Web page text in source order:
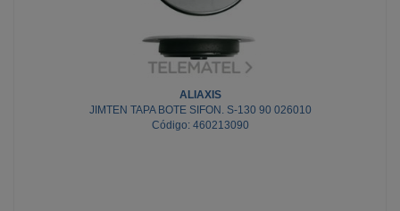
ALIAXIS
JIMTEN TAPA BOTE SIFON. S-130 90 026010
Código: 460213090